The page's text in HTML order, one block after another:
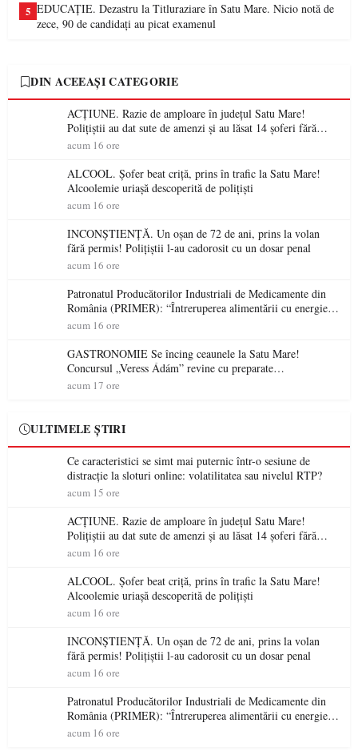
5 EDUCAȚIE. Dezastru la Titluraziare în Satu Mare. Nicio notă de
zece, 90 de candidați au picat examenul
DIN ACEEAȘI CATEGORIE
ACȚIUNE. Razie de amploare în județul Satu Mare!
Polițiștii au dat sute de amenzi și au lăsat 14 șoferi fără
permis într-o singură zi
acum 16 ore
ALCOOL. Șofer beat criță, prins în trafic la Satu Mare!
Alcoolemie uriașă descoperită de polițiști
acum 16 ore
INCONȘTIENȚĂ. Un oșan de 72 de ani, prins la volan
fără permis! Polițiștii l-au cadorosit cu un dosar penal
acum 16 ore
Patronatul Producătorilor Industriali de Medicamente din
România (PRIMER): “Întreruperea alimentării cu energie
electrică a fabricilor de medicamente va pune în pericol
acum 16 ore
GASTRONOMIE Se încing ceaunele la Satu Mare!
Concursul „Veress Ádám” revine cu preparate
spectaculoase, premii și un jurat de renume
acum 17 ore
ULTIMELE ȘTIRI
Ce caracteristici se simt mai puternic într-o sesiune de
distracție la sloturi online: volatilitatea sau nivelul RTP?
acum 15 ore
ACȚIUNE. Razie de amploare în județul Satu Mare!
Polițiștii au dat sute de amenzi și au lăsat 14 șoferi fără
permis într-o singură zi
acum 16 ore
ALCOOL. Șofer beat criță, prins în trafic la Satu Mare!
Alcoolemie uriașă descoperită de polițiști
acum 16 ore
INCONȘTIENȚĂ. Un oșan de 72 de ani, prins la volan
fără permis! Polițiștii l-au cadorosit cu un dosar penal
acum 16 ore
Patronatul Producătorilor Industriali de Medicamente din
România (PRIMER): “Întreruperea alimentării cu energie
electrică a fabricilor de medicamente va pune în pericol
acum 16 ore